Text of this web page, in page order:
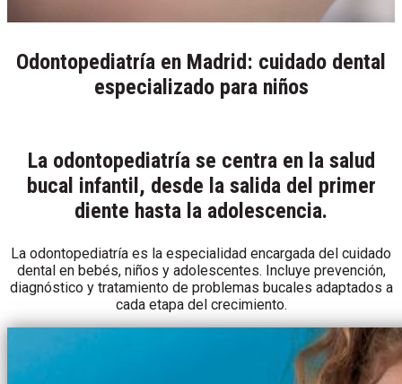
Odontopediatría en Madrid: cuidado dental
especializado para niños
La odontopediatría se centra en la salud
bucal infantil, desde la salida del primer
diente hasta la adolescencia.
La odontopediatría es la especialidad encargada del cuidado
dental en bebés, niños y adolescentes. Incluye prevención,
diagnóstico y tratamiento de problemas bucales adaptados a
cada etapa del crecimiento.